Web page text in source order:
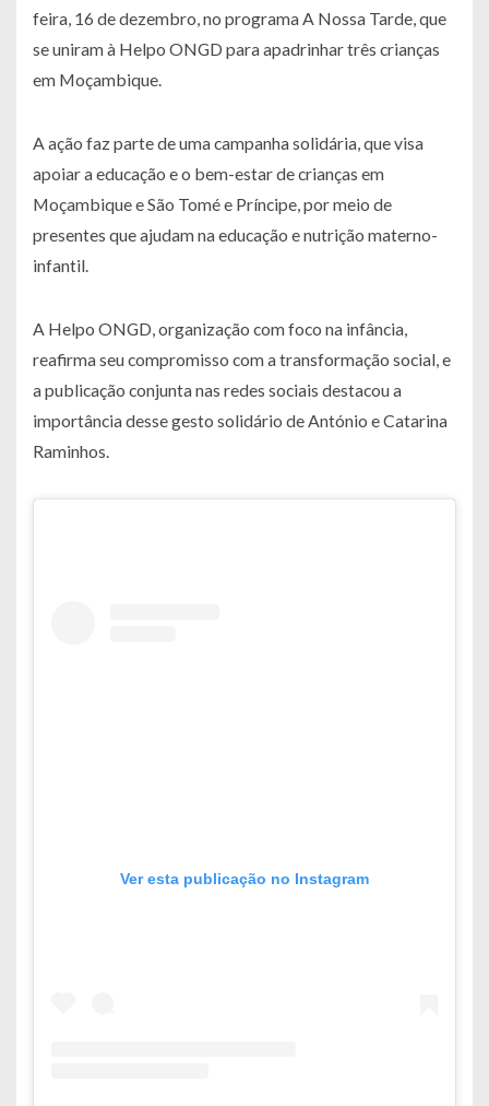
feira, 16 de dezembro, no programaA Nossa Tarde, que
se uniram à Helpo ONGD para apadrinhar três crianças
em Moçambique.
A ação faz parte de uma campanha solidária, que visa
apoiar a educação e o bem-estar de crianças em
Moçambique e São Tomé e Príncipe, por meio de
presentes que ajudam na educação e nutrição materno-
infantil.
A Helpo ONGD, organização com foco na infância,
reafirma seu compromisso com a transformação social, e
a publicação conjunta nas redes sociais destacou a
importância desse gesto solidário de António e Catarina
Raminhos.
Ver esta publicação no Instagram